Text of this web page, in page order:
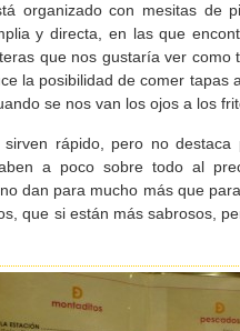
organizado con mesitas de
y directa, en las que
que nos gustaría ver
la posibilidad de comer tapas
se nos van los ojos a los
sirven rápido, pero no
a poco sobre todo al
dan para mucho más que
que si están más sabrosos,